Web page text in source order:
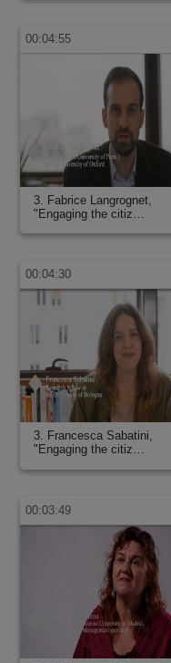
00:04:55
3. Fabrice Langrognet,
"Engaging the citiz…
00:04:30
3. Francesca Sabatini,
"Engaging the citiz…
00:03:49